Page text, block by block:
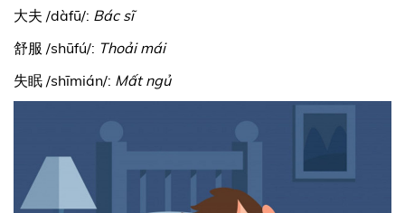
大夫 /dàfū/: Bác sĩ
舒服 /shūfú/: Thoải mái
失眠 /shīmián/: Mất ngủ